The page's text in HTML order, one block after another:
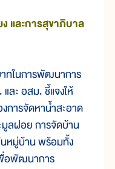
และการสุขาภิบาล
ในการพัฒนาการ
ละ อสม. ชี้แจงให้
การจัดหาน้ำสะอาด
มูลฝอย การจัดบ้าน
นหมู่บ้าน พร้อมทั้ง
พื่อพัฒนาการ